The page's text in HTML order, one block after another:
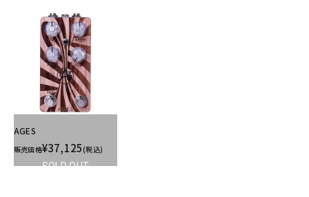
SOLD OUT
AGES
販売価格¥37,125(税込)